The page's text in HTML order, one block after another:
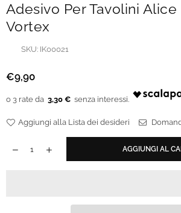
Adesivo Per Tavolini Alice
Vortex
SKU: IK00021
Prezzo
€9,90
3,30 €
Aggiungi alla Lista dei desideri
AGGIUNGI AL